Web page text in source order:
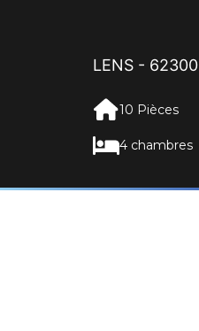
LENS - 62300
10 Pièces
4 chambres